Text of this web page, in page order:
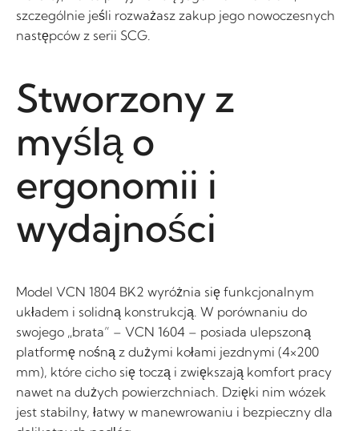
szczególnie jeśli rozważasz zakup jego nowoczesnych
następców z serii SCG.
Stworzony z
myślą o
ergonomii i
wydajności
Model VCN 1804 BK2 wyróżnia się funkcjonalnym
układem i solidną konstrukcją. W porównaniu do
swojego „brata” – VCN 1604 – posiada ulepszoną
platformę nośną z dużymi kołami jezdnymi (4×200
mm), które cicho się toczą i zwiększają komfort pracy
nawet na dużych powierzchniach. Dzięki nim wózek
jest stabilny, łatwy w manewrowaniu i bezpieczny dla